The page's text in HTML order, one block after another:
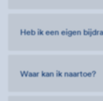
Heb ik een eigen
Waar kan ik naartoe?